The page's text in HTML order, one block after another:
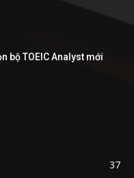
bộ TOEIC Analyst mới
37